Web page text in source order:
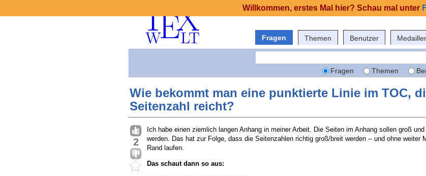
Fragen Themen Benutzer
Fragen Themen
Wie bekommt man eine punktierte Linie im TOC,
Seitenzahl reicht?
2
Ich habe einen ziemlich langen Anhang in meiner Arbeit. Die Seiten im Anhang sollen groß
werden. Das hat zur Folge, dass die Seitenzahlen richtig groß/breit werden -- und ohne weiter
Rand laufen.
Das schaut dann so aus:
Willkommen, erstes Mal hier? Schau mal unter